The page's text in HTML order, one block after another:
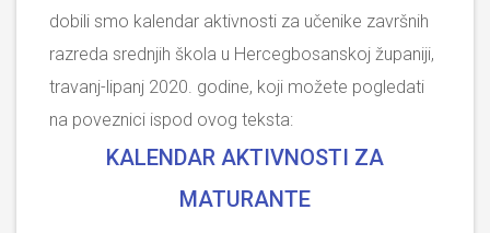
dobili smo kalendar aktivnosti za učenike završnih
razreda srednjih škola u Hercegbosanskoj županiji,
travanj-lipanj 2020. godine, koji možete pogledati
na poveznici ispod ovog teksta:
KALENDAR AKTIVNOSTI ZA
MATURANTE